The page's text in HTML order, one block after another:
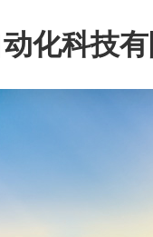
化科技